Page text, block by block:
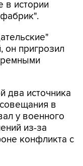
в истории
он пригрозил
два источника
в
у военного
из-за
конфликта с